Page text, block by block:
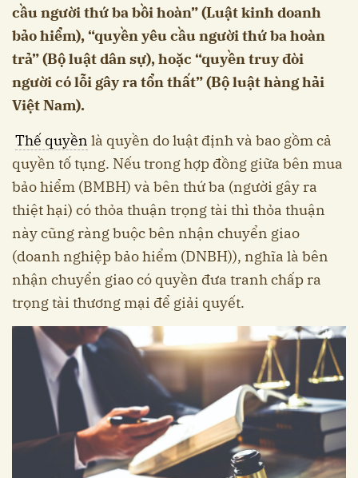
cầu người thứ ba bồi hoàn” (Luật kinh doanh
bảo hiểm), “quyền yêu cầu người thứ ba hoàn
trả” (Bộ luật dân sự), hoặc “quyền truy đòi
người có lỗi gây ra tổn thất” (Bộ luật hàng hải
Việt Nam).
Thế quyền là quyền do luật định và bao gồm cả
quyền tố tụng. Nếu trong hợp đồng giữa bên mua
bảo hiểm (BMBH) và bên thứ ba (người gây ra
thiệt hại) có thỏa thuận trọng tài thì thỏa thuận
này cũng ràng buộc bên nhận chuyển giao
(doanh nghiệp bảo hiểm (DNBH)), nghĩa là bên
nhận chuyển giao có quyền đưa tranh chấp ra
trọng tài thương mại để giải quyết.